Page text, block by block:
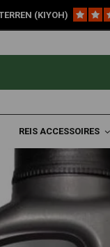
(KIYOH)
REIS ACCESSOIRES
EXP 20W-50 | 1 Liter